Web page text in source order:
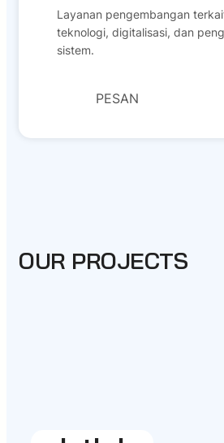
Layanan pengembangan
teknologi, digitalisasi, dan
sistem.
PESAN
OUR PROJECTS